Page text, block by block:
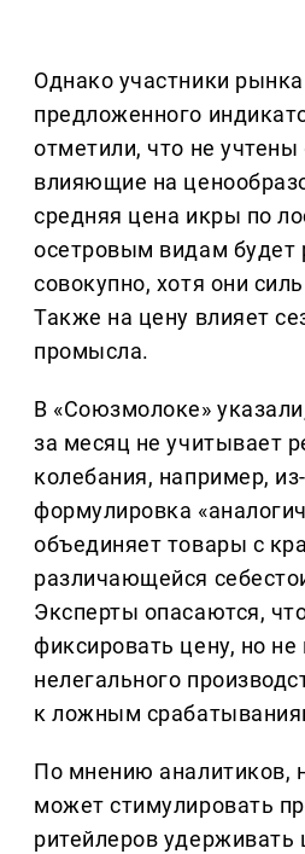
Однако участники
предложенного
отметили, что не
влияющие на
средняя цена икры по
осетровым видам будет
совокупно, хотя они
Также на цену влияет
промысла.
В «Союзмолоке»
за месяц не учитывает
колебания, например,
формулировка
объединяет товары с
различающейся
Эксперты опасаются,
фиксировать цену, но
нелегального
к ложным
По мнению аналитиков,
может стимулировать
ритейлеров